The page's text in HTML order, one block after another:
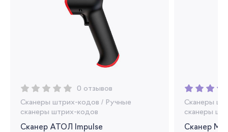
0 отзывов
Сканеры штрих-кодов / Ручные
сканеры штрих-кодов
Сканер АТОЛ Impulse
Сканеры
сканеры
Сканер
Я согласен на обработку моих
персональных данных
Вернуться